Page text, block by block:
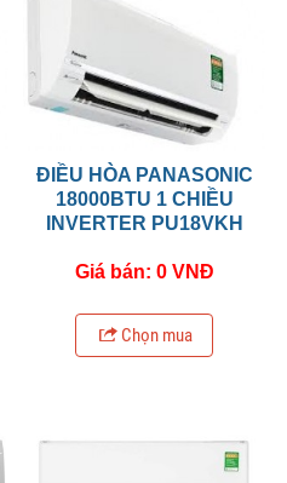
ĐIỀU HÒA PANASONIC
18000BTU 1 CHIỀU
INVERTER PU18VKH
Giá bán: 0 VNĐ
Chọn mua